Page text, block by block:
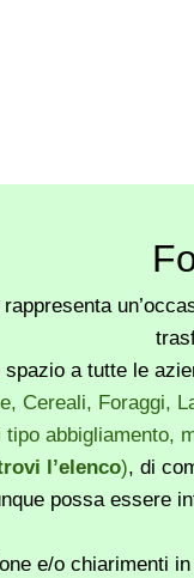
a tutte le
Cereali, Foraggi,
l’elenco), di
possa essere
e/o chiarimenti